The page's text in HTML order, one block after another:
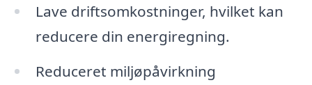
Lave driftsomkostninger, hvilket kan
reducere din energiregning.
Reduceret miljøpåvirkning